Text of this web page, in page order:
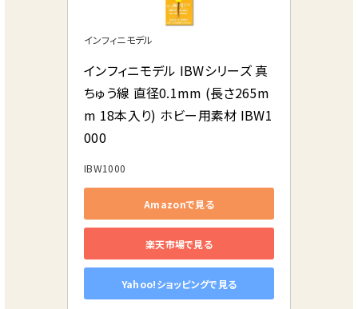
インフィニモデル
インフィニモデル IBWシリーズ 真
ちゅう線 直径0.1mm (長さ265m
m 18本入り) ホビー用素材 IBW1
000
IBW1000
Amazonで見る
楽天市場で見る
Yahoo!ショッピングで見る